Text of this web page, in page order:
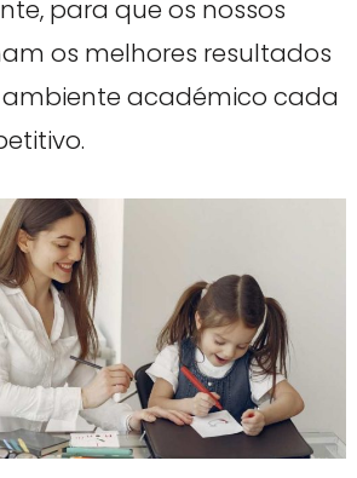
para que os nossos
os melhores resultados
ambiente académico cada